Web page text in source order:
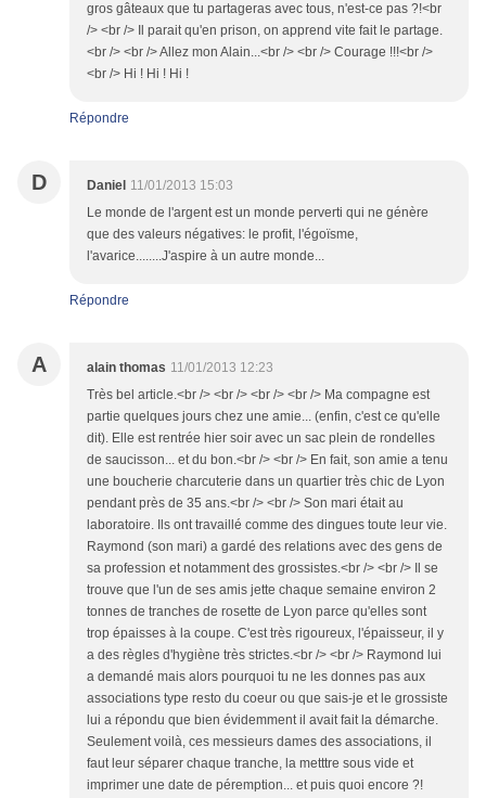
gros gâteaux que tu partageras avec tous, n'est-ce pas ?!<br
/> <br /> Il parait qu'en prison, on apprend vite fait le partage.
<br /> <br /> Allez mon Alain...<br /> <br /> Courage !!!<br />
<br /> Hi ! Hi ! Hi !
Répondre
D Daniel 11/01/2013 15:03
Le monde de l'argent est un monde perverti qui ne génère
que des valeurs négatives: le profit, l'égoïsme,
l'avarice........J'aspire à un autre monde...
Répondre
A alain thomas 11/01/2013 12:23
Très bel article.<br /> <br /> <br /> <br /> Ma compagne est
partie quelques jours chez une amie... (enfin, c'est ce qu'elle
dit). Elle est rentrée hier soir avec un sac plein de rondelles
de saucisson... et du bon.<br /> <br /> En fait, son amie a tenu
une boucherie charcuterie dans un quartier très chic de Lyon
pendant près de 35 ans.<br /> <br /> Son mari était au
laboratoire. Ils ont travaillé comme des dingues toute leur vie.
Raymond (son mari) a gardé des relations avec des gens de
sa profession et notamment des grossistes.<br /> <br /> Il se
trouve que l'un de ses amis jette chaque semaine environ 2
tonnes de tranches de rosette de Lyon parce qu'elles sont
trop épaisses à la coupe. C'est très rigoureux, l'épaisseur, il y
a des règles d'hygiène très strictes.<br /> <br /> Raymond lui
a demandé mais alors pourquoi tu ne les donnes pas aux
associations type resto du coeur ou que sais-je et le grossiste
lui a répondu que bien évidemment il avait fait la démarche.
Seulement voilà, ces messieurs dames des associations, il
faut leur séparer chaque tranche, la metttre sous vide et
imprimer une date de péremption... et puis quoi encore ?!